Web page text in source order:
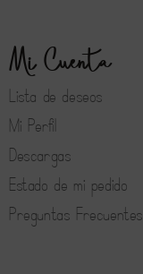
Mi Cuenta
Lista de deseos
Mi Perfil
Descargas
Estado de mi pedido
Preguntas Frecuentes